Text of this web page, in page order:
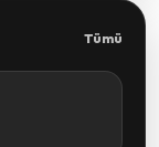
Tümü